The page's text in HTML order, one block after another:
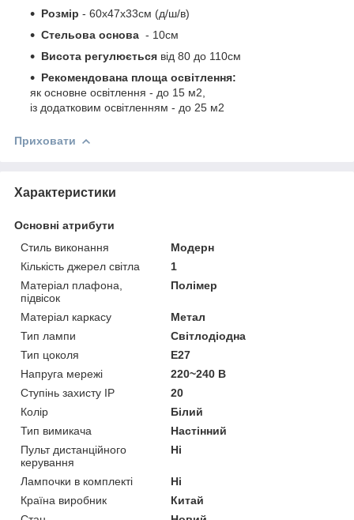
Розмір - 60х47х33см (д/ш/в)
Стельова основа - 10см
Висота регулюється від 80 до 110см
Рекомендована площа освітлення:
як основне освітлення - до 15 м2,
із додатковим освітленням - до 25 м2
Приховати
Характеристики
Основні атрибути
Стиль виконання
Модерн
Кількість джерел світла
1
Матеріал плафона,
підвісок
Полімер
Матеріал каркасу
Метал
Тип лампи
Світлодіодна
Тип цоколя
E27
Напруга мережі
220~240 В
Ступінь захисту IP
20
Колір
Білий
Тип вимикача
Настінний
Пульт дистанційного
керування
Ні
Лампочки в комплекті
Ні
Країна виробник
Китай